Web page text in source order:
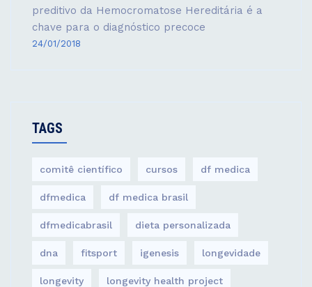
preditivo da Hemocromatose Hereditária é a
chave para o diagnóstico precoce
24/01/2018
TAGS
comitê científico cursos df medica
dfmedica df medica brasil
dfmedicabrasil dieta personalizada
dna fitsport igenesis longevidade
longevity longevity health project